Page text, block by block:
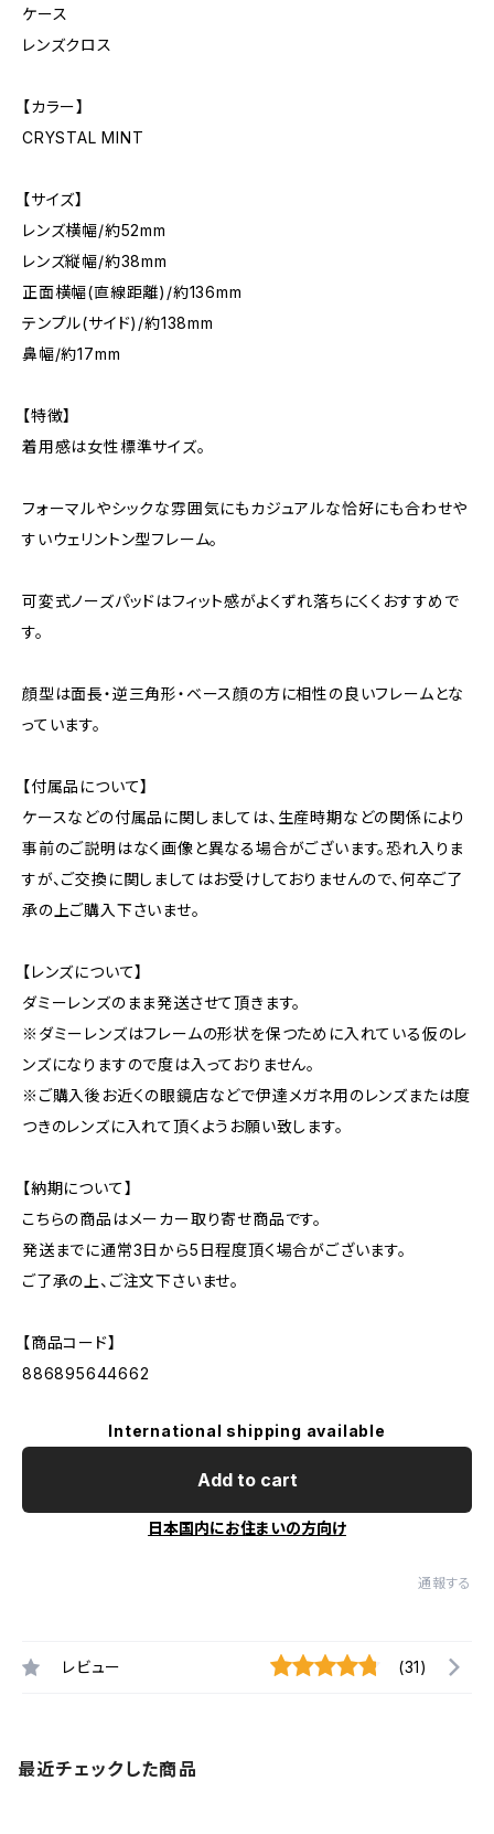
ケース
レンズクロス
【カラー】
CRYSTAL MINT
【サイズ】
レンズ横幅/約52mm
レンズ縦幅/約38mm
正面横幅(直線距離)/約136mm
テンプル(サイド)/約138mm
鼻幅/約17mm
【特徴】
着用感は女性標準サイズ。
フォーマルやシックな雰囲気にもカジュアルな恰好にも合わせや
すいウェリントン型フレーム。
可変式ノーズパッドはフィット感がよくずれ落ちにくくおすすめで
す。
顔型は面長・逆三角形・ベース顔の方に相性の良いフレームとな
っています。
【付属品について】
ケースなどの付属品に関しましては、生産時期などの関係により
事前のご説明はなく画像と異なる場合がございます。恐れ入りま
すが、ご交換に関しましてはお受けしておりませんので、何卒ご了
承の上ご購入下さいませ。
【レンズについて】
ダミーレンズのまま発送させて頂きます。
※ダミーレンズはフレームの形状を保つために入れている仮のレ
ンズになりますので度は入っておりません。
※ご購入後お近くの眼鏡店などで伊達メガネ用のレンズまたは度
つきのレンズに入れて頂くようお願い致します。
【納期について】
こちらの商品はメーカー取り寄せ商品です。
発送までに通常3日から5日程度頂く場合がございます。
ご了承の上、ご注文下さいませ。
【商品コード】
886895644662
International shipping available
Add to cart
日本国内にお住まいの方向け
通報する
レビュー (31)
最近チェックした商品